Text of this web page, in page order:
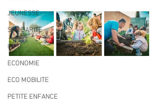
JEUNESSE
SOLIDARITÉ
INFO
ECONOMIE
ECO MOBILITE
PETITE ENFANCE